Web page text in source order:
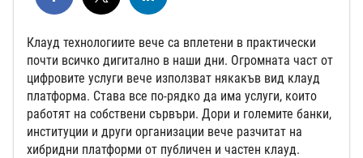
Клауд технологиите вече са вплетени в практически
почти всичко дигитално в наши дни. Огромната част от
цифровите услуги вече използват някакъв вид клауд
платформа. Става все по-рядко да има услуги, които
работят на собствени сървъри. Дори и големите банки,
институции и други организации вече разчитат на
хибридни платформи от публичен и частен клауд.